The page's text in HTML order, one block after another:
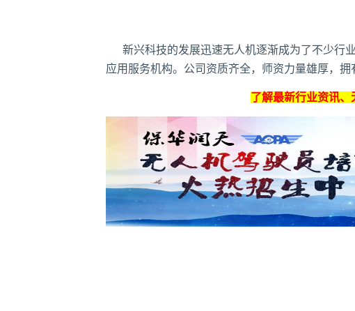
新兴科技的发展迅速无人机逐渐成为了不少行
应用服务机构。公司资质齐全，师资力量雄厚，
了解最新行业资讯、